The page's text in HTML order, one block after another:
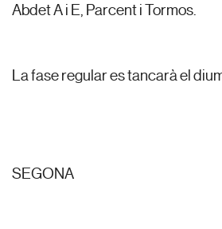
Abdet A i E, Parcent i Tormos.
La fase regular es tancarà el
SEGONA